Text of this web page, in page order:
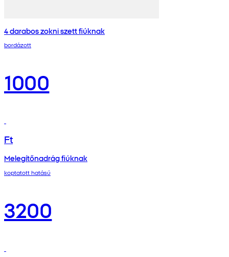
4 darabos zokni szett fiúknak
bordázott
1000
Ft
Melegítőnadrág fiúknak
koptatott hatású
3200